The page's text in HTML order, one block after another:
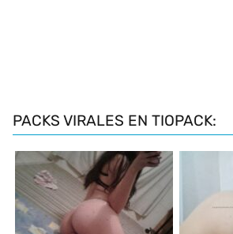
PACKS VIRALES EN TIOPACK: